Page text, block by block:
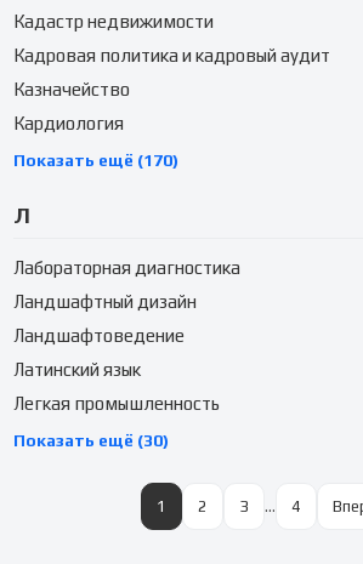
Кадастр недвижимости
Кадровая политика и кадровый аудит
Казначейство
Кардиология
Показать ещё (170)
Л
Лабораторная диагностика
Ландшафтный дизайн
Ландшафтоведение
Латинский язык
Легкая промышленность
Показать ещё (30)
1 2 3 … 4